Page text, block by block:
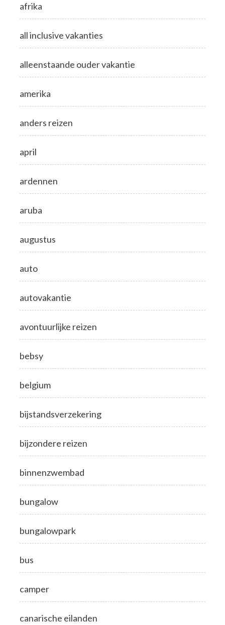
afrika
all inclusive vakanties
alleenstaande ouder vakantie
amerika
anders reizen
april
ardennen
aruba
augustus
auto
autovakantie
avontuurlijke reizen
bebsy
belgium
bijstandsverzekering
bijzondere reizen
binnenzwembad
bungalow
bungalowpark
bus
camper
canarische eilanden